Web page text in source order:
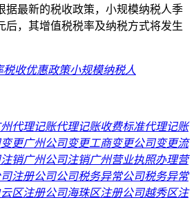
据最新的税收政策，小规模纳税人季
后，其增值税税率及纳税方式将发生
税收优惠政策​小规模纳税人
代理记账代理记账收费标准代理记账
更广州公司变更工商变更公司变更流
销广州公司注销广州营业执照办理营
注册公司公司税务异常公司税务异常
区注册公司海珠区注册公司越秀区注